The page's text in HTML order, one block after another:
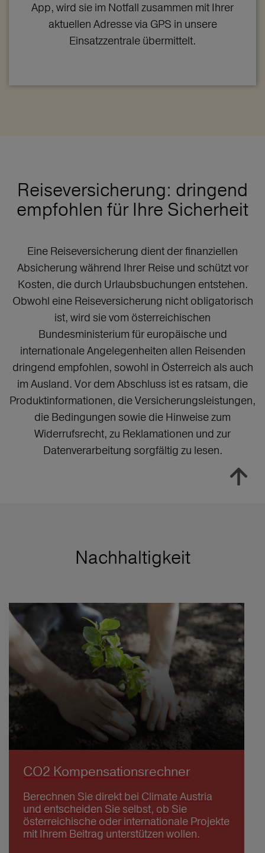
App, wird sie im Notfall zusammen mit Ihrer
aktuellen Adresse via GPS in unsere
Einsatzzentrale übermittelt.
Reiseversicherung: dringend
empfohlen für Ihre Sicherheit
Eine Reiseversicherung dient der finanziellen
Absicherung während Ihrer Reise und schützt vor
Kosten, die durch Urlaubsbuchungen entstehen.
Obwohl eine Reiseversicherung nicht obligatorisch
ist, wird sie vom österreichischen
Bundesministerium für europäische und
internationale Angelegenheiten allen Reisenden
dringend empfohlen, sowohl in Österreich als auch
im Ausland. Vor dem Abschluss ist es ratsam, die
Produktinformationen, die Versicherungsleistungen,
die Bedingungen sowie die Hinweise zum
Widerrufsrecht, zu Reklamationen und zur
Datenverarbeitung sorgfältig zu lesen.
Nachhaltigkeit
CO2 Kompensationsrechner
Berechnen Sie direkt bei Climate Austria
und entscheiden Sie selbst, ob Sie
österreichische oder internationale Projekte
mit Ihrem Beitrag unterstützen wollen.